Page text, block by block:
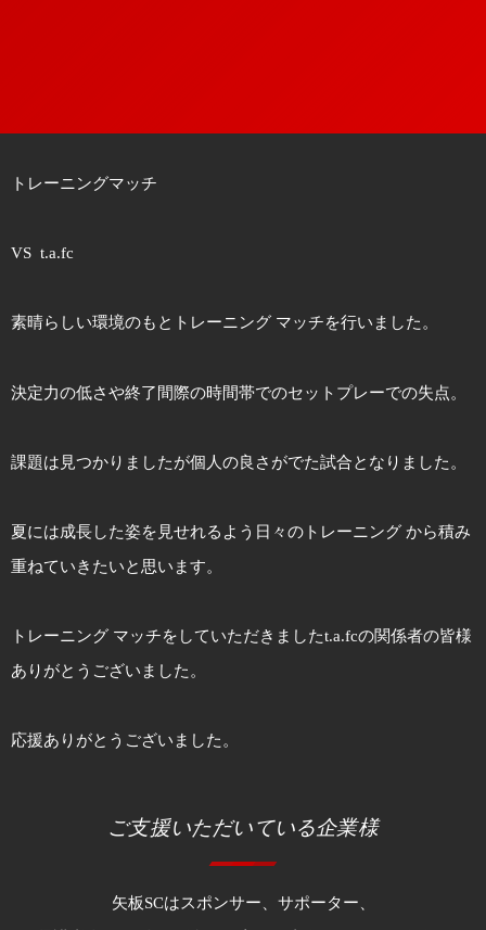
トレーニングマッチ
VS t.a.fc
素晴らしい環境のもとトレーニング マッチを行いました。
決定力の低さや終了間際の時間帯でのセットプレーでの失点。
課題は見つかりましたが個人の良さがでた試合となりました。
夏には成長した姿を見せれるよう日々のトレーニング から積み
重ねていきたいと思います。
トレーニング マッチをしていただきましたt.a.fcの関係者の皆様
ありがとうございました。
応援ありがとうございました。
ご支援いただいている企業様
矢板SCはスポンサー、サポーター、